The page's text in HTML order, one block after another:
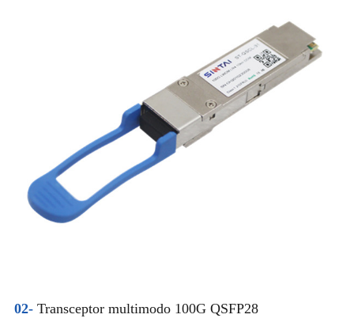
02-Transceptor multimodo 100G QSFP28